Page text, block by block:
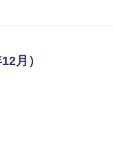
月）